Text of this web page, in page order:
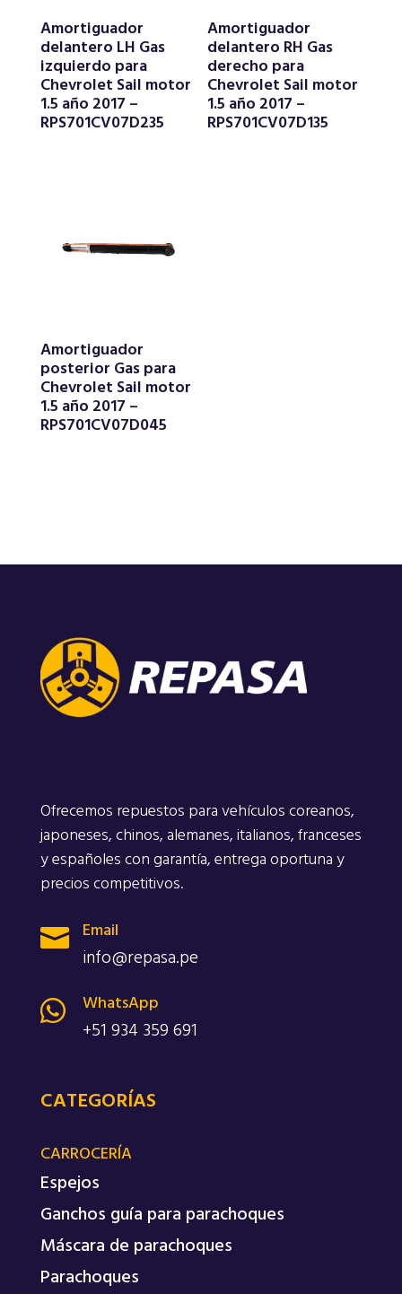
Amortiguador
delantero LH Gas
izquierdo para
Chevrolet Sail motor
1.5 año 2017 –
RPS701CV07D235
Amortiguador
delantero RH Gas
derecho para
Chevrolet Sail motor
1.5 año 2017 –
RPS701CV07D135
Amortiguador
posterior Gas para
Chevrolet Sail motor
1.5 año 2017 –
RPS701CV07D045
Ofrecemos repuestos para vehículos coreanos,
japoneses, chinos, alemanes, italianos, franceses
y españoles con garantía, entrega oportuna y
precios competitivos.
 Email
info@repasa.pe

WhatsApp
+51 934 359 691
CATEGORÍAS
CARROCERÍA
Espejos
Ganchos guía para parachoques
Máscara de parachoques
Parachoques